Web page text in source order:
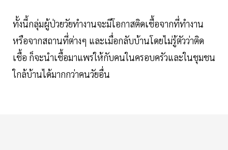
ทั้งนี้กลุ่มผู้ป่วยวัยทำงานจะมีโอกาสติดเชื้อจากที่ทำงาน
หรือจากสถานที่ต่างๆ และเมื่อกลับบ้านโดยไม่รู้ตัวว่าติด
เชื้อ ก็จะนำเชื้อมาแพร่ให้กับคนในครอบครัวและในชุมชน
ใกล้บ้านได้มากกว่าคนวัยอื่น